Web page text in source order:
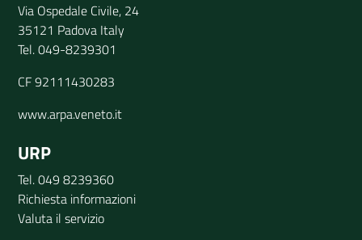
Via Ospedale Civile, 24
35121 Padova Italy
Tel. 049-8239301
CF 92111430283
www.arpa.veneto.it
URP
Tel. 049 8239360
Richiesta informazioni
Valuta il servizio